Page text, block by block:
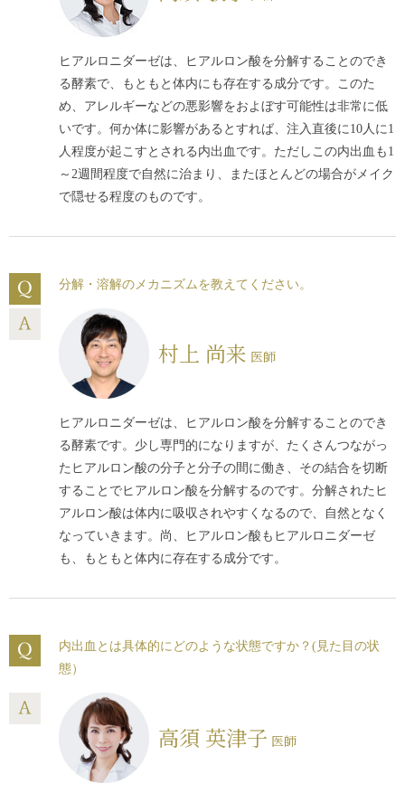
ヒアルロニダーゼは、ヒアルロン酸を分解することのでき
る酵素で、もともと体内にも存在する成分です。このた
め、アレルギーなどの悪影響をおよぼす可能性は非常に低
いです。何か体に影響があるとすれば、注入直後に10人に1
人程度が起こすとされる内出血です。ただしこの内出血も1
～2週間程度で自然に治まり、またほとんどの場合がメイク
で隠せる程度のものです。
分解・溶解のメカニズムを教えてください。
村上 尚来 医師
ヒアルロニダーゼは、ヒアルロン酸を分解することのでき
る酵素です。少し専門的になりますが、たくさんつながっ
たヒアルロン酸の分子と分子の間に働き、その結合を切断
することでヒアルロン酸を分解するのです。分解されたヒ
アルロン酸は体内に吸収されやすくなるので、自然となく
なっていきます。尚、ヒアルロン酸もヒアルロニダーゼ
も、もともと体内に存在する成分です。
内出血とは具体的にどのような状態ですか？(見た目の状
態）
高須 英津子 医師